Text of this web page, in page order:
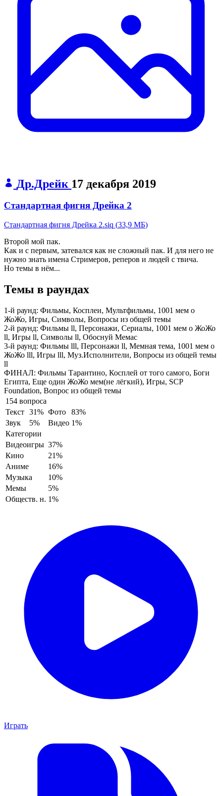
Др.Дрейк 17 декабря 2019
Стандартная фигня Дрейка 2
Стандартная фигня Дрейка 2.siq (33,9 МБ)
Второй мой пак.
Как и с первым, затевался как не сложный пак. И для него не
нужно знать имена Стримеров, реперов и людей с твича.
Но темы в нём...
Темы в раундах
1-й раунд: Фильмы, Косплеи, Мультфильмы, 1001 мем о
ЖоЖо, Игры, Символы, Вопросы из общей темы
2-й раунд: Фильмы ll, Персонажи, Сериалы, 1001 мем о ЖоЖо
ll, Игры ll, Символы ll, Обоснуй Мемас
3-й раунд: Фильмы lll, Персонажи ll, Мемная тема, 1001 мем о
ЖоЖо lll, Игры lll, Муз.Исполнители, Вопросы из общей темы
ll
ФИНАЛ: Фильмы Тарантино, Косплей от того самого, Боги
Египта, Еще один ЖоЖо мем(не лёгкий), Игры, SCP
Foundation, Вопрос из общей темы
154 вопроса
Текст 31% Фото
83%
Звук
5% Видео 1%
Категории
Видеоигры 37%
Кино
21%
Аниме
16%
Музыка
10%
Мемы
5%
Обществ. н. 1%
Играть